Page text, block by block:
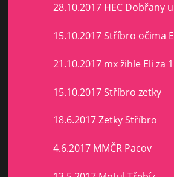
28.10.2017 HEC Dobřany
15.10.2017 Stříbro očima
21.10.2017 mx žihle Eli za
15.10.2017 Stříbro zetky
18.6.2017 Zetky Stříbro
4.6.2017 MMČR Pacov